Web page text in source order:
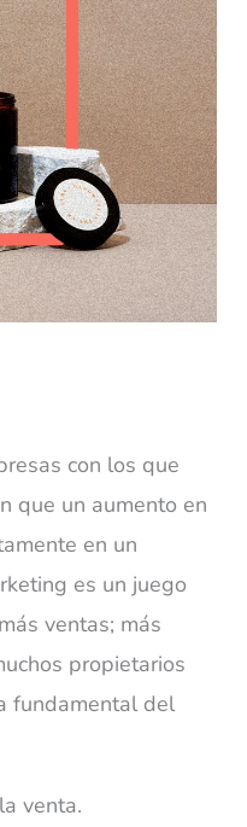
con los que
que un aumento en
en un
es un juego
ventas; más
propietarios
fundamental del
venta.